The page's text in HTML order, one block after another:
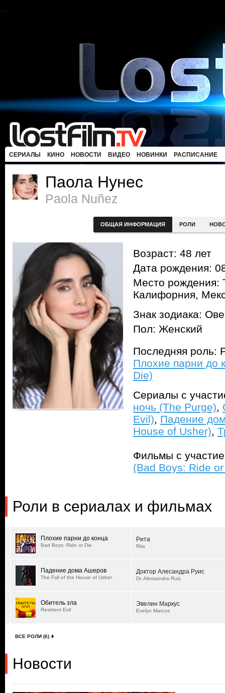
СЕРИАЛЫ КИНО НОВОСТИ ВИДЕО НОВИНКИ РАСПИСАНИЕ
Паола Нунес
Paola Nuñez
ОБЩАЯ ИНФОРМАЦИЯ РОЛИ
Возраст: 48 лет
Дата рождения:
Место рождения:
Калифорния,
Знак зодиака:
Пол: Женский
Последняя роль:
Плохие парни до
Die)
Сериалы с
ночь (The Purge),
Evil), Падение
House of Usher),
Фильмы с
(Bad Boys: Ride
Роли в сериалах и фильмах
Плохие парни до конца
Bad Boys: Ride or Die
Рита
Rita
Падение дома Ашеров
The Fall of the House of Usher
Доктор Алесандра Руис
Dr. Alessandra Ruiz
Обитель зла
Resident Evil
Эвелин Маркус
Evelyn Marcus
ВСЕ РОЛИ (6)
Новости